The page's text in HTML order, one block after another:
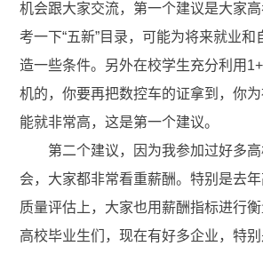
机会跟大家交流，第一个建议是大家
考一下“五新”目录，可能为将来就业和
造一些条件。另外在校学生充分利用
机的，你要再把数控车的证拿到，你
能就非常高，这是第一个建议。
第二个建议，因为我参加过好多高
会，大家都非常看重薪酬。特别是去
质量评估上，大家也用薪酬指标进行衡
高校毕业生们，现在有好多企业，特别